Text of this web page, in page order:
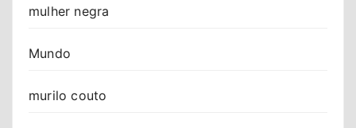
mulher negra
Mundo
murilo couto